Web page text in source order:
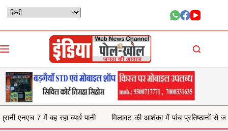
मिलावट की आशंका में पांच प्रतिष्ठानों से जब्त किया 132 किलो